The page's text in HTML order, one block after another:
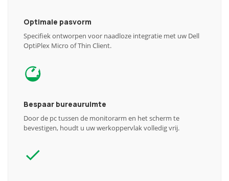
Optimale pasvorm
Specifiek ontworpen voor naadloze integratie met uw Dell
OptiPlex Micro of Thin Client.
Bespaar bureauruimte
Door de pc tussen de monitorarm en het scherm te
bevestigen, houdt u uw werkoppervlak volledig vrij.